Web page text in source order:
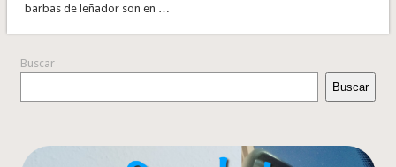
barbas de leñador son en …
Buscar
Buscar